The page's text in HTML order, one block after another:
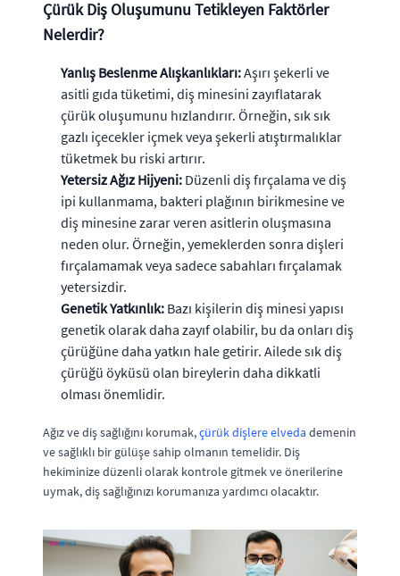
Çürük Diş Oluşumunu Tetikleyen Faktörler
Nelerdir?
Yanlış Beslenme Alışkanlıkları:Aşırı şekerli ve
asitli gıda tüketimi, diş minesini zayıflatarak
çürük oluşumunu hızlandırır. Örneğin, sık sık
gazlı içecekler içmek veya şekerli atıştırmalıklar
tüketmek bu riski artırır.
Yetersiz Ağız Hijyeni: Düzenli diş fırçalama ve diş
ipi kullanmama, bakteri plağının birikmesine ve
diş minesine zarar veren asitlerin oluşmasına
neden olur. Örneğin, yemeklerden sonra dişleri
fırçalamamak veya sadece sabahları fırçalamak
yetersizdir.
Genetik Yatkınlık: Bazı kişilerin diş minesi yapısı
genetik olarak daha zayıf olabilir, bu da onları diş
çürüğüne daha yatkın hale getirir. Ailede sık diş
çürüğü öyküsü olan bireylerin daha dikkatli
olması önemlidir.
Ağız ve diş sağlığını korumak,çürük dişlere elveda demenin
ve sağlıklı bir gülüşe sahip olmanın temelidir. Diş
hekiminize düzenli olarak kontrole gitmek ve önerilerine
uymak, diş sağlığınızı korumanıza yardımcı olacaktır.